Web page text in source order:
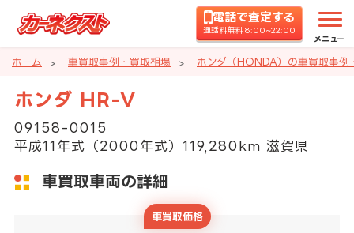
電話で査定する
通話料無料 8:00~22:00
メニュー
ホーム 車買取事例・買取相場 ホンダ（HONDA）の車買取事例
ホンダ HR-V
09158-0015
平成11年式（2000年式）119,280km 滋賀県
車買取車両の詳細
車買取価格